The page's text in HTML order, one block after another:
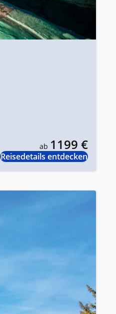
ab 1199 €
Reisedetails entdecken